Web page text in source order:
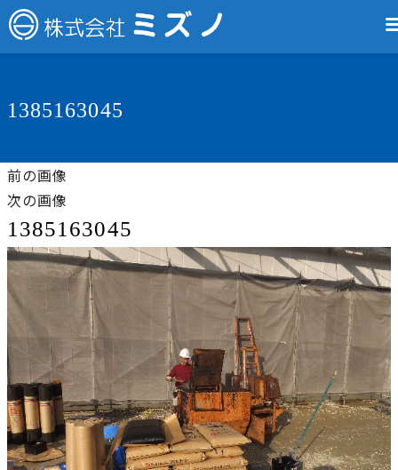
1385163045
前の画像
次の画像
1385163045